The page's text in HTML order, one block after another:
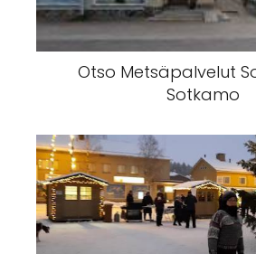
Otso Metsäpalvelut
Sotkamo